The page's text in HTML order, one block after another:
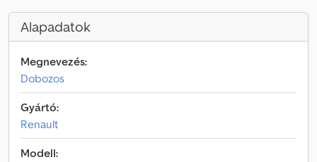
Alapadatok
Megnevezés:
Dobozos
Gyártó:
Renault
Modell: